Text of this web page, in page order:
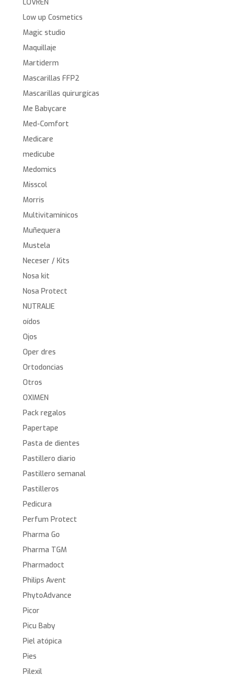
LOVREN
Low up Cosmetics
Magic studio
Maquillaje
Martiderm
Mascarillas FFP2
Mascarillas quirurgícas
Me Babycare
Med-Comfort
Medicare
medicube
Medomics
Misscol
Morris
Multivitamínicos
Muñequera
Mustela
Neceser / Kits
Nosa kit
Nosa Protect
NUTRALIE
oídos
Ojos
Oper dres
Ortodoncias
Otros
OXIMEN
Pack regalos
Papertape
Pasta de dientes
Pastillero diario
Pastillero semanal
Pastilleros
Pedicura
Perfum Protect
Pharma Go
Pharma TGM
Pharmadoct
Philips Avent
PhytoAdvance
Picor
Picu Baby
Piel atópica
Pies
Pilexil